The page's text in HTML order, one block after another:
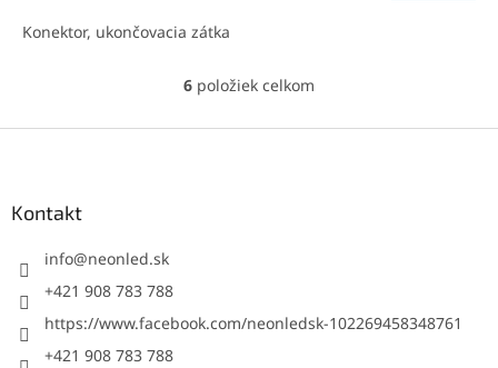
Konektor, ukončovacia zátka
O
l
v
6 položiek celkom
Kontakt
info@neonled.sk
+421 908 783 788
https://www.facebook.com/neonledsk-102269458348761
+421 908 783 788